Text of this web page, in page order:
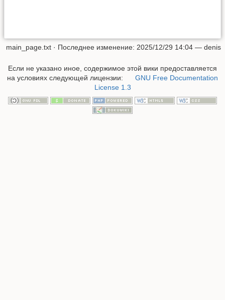
main_page.txt · Последнее изменение: 2025/12/29 14:04 — denis
Если не указано иное, содержимое этой вики предоставляется
на условиях следующей лицензии:
GNU Free Documentation
License 1.3